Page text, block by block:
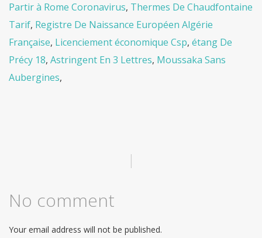
Partir à Rome Coronavirus, Thermes De Chaudfontaine
Tarif, Registre De Naissance Européen Algérie
Française, Licenciement économique Csp, étang De
Précy 18, Astringent En 3 Lettres, Moussaka Sans
Aubergines,
|
No comment
Your email address will not be published.